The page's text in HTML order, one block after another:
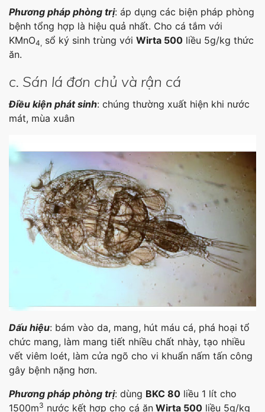
Phương pháp phòng trị: áp dụng các biện pháp phòng
bệnh tổng hợp là hiệu quả nhất. Cho cá tắm với
KMnO4, sổ ký sinh trùng với Wirta 500 liều 5g/kg thức
ăn.
c. Sán lá đơn chủ và rận cá
Điều kiện phát sinh: chúng thường xuất hiện khi nước
mát, mùa xuân
Dấu hiệu: bám vào da, mang, hút máu cá, phá hoại tổ
chức mang, làm mang tiết nhiều chất nhày, tạo nhiều
vết viêm loét, làm cửa ngõ cho vi khuẩn nấm tấn công
gây bệnh nặng hơn.
Phương pháp phòng trị: dùng BKC 80 liều 1 lít cho
1500m3 nước kết hợp cho cá ăn Wirta 500 liều 5g/kg